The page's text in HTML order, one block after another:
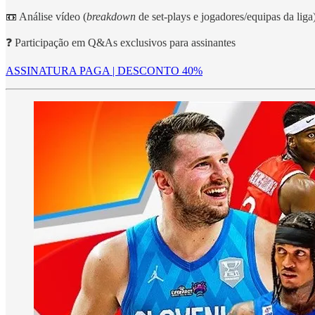
📼 Análise vídeo (breakdown de set-plays e jogadores/equipas da
❓ Participação em Q&As exclusivos para assinantes
ASSINATURA PAGA | DESCONTO 40%